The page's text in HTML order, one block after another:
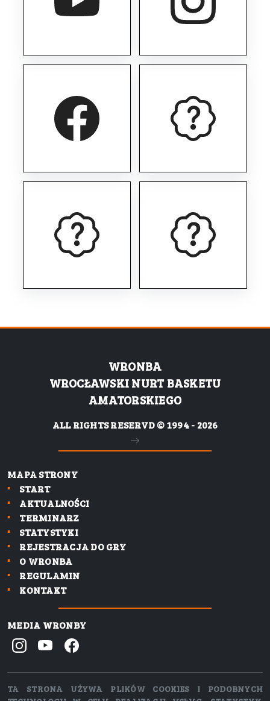
WRONBA
WROCŁAWSKI NURT BASKETU
AMATORSKIEGO
ALL RIGHTS RESERVD © 1994 - 2026
MAPA STRONY
START
AKTUALNOŚCI
TERMINARZ
STATYSTYKI
REJESTRACJA DO GRY
O WRONBA
REGULAMIN
KONTAKT
MEDIA WRONBY
TA STRONA UŻYWA PLIKÓW COOKIES I PODOBNYCH